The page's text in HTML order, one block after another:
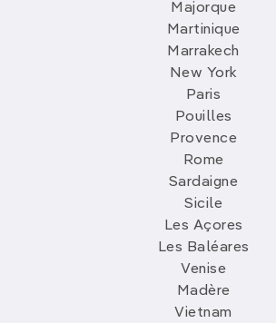
Majorque
Martinique
Marrakech
New York
Paris
Pouilles
Provence
Rome
Sardaigne
Sicile
Les Açores
Les Baléares
Venise
Madère
Vietnam